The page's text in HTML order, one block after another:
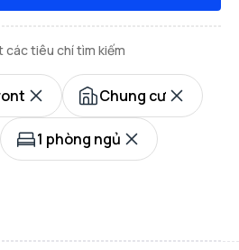
các tiêu chí tìm kiếm
Chung cư
1 phòng ngủ